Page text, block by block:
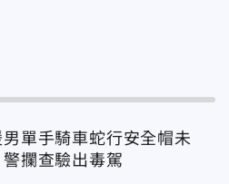
男單手騎車蛇行安全帽未
攔查驗出毒駕